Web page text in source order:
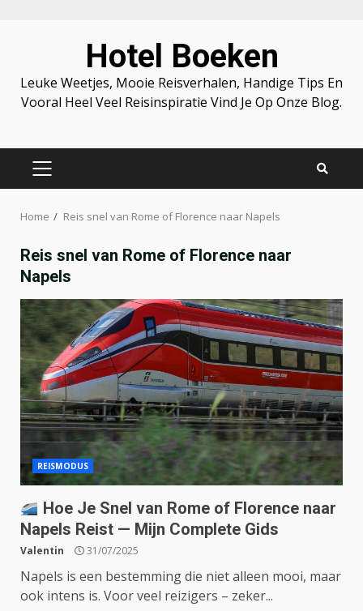
Hotel Boeken
Leuke Weetjes, Mooie Reisverhalen, Handige Tips En
Vooral Heel Veel Reisinspiratie Vind Je Op Onze Blog.
PRIMARY
Home Reis snel van Rome of Florence naar Napels
Reis snel van Rome of Florence naar
Napels
REISMODUS
Hoe Je Snel van Rome of Florence naar
Napels Reist — Mijn Complete Gids
Valentin 31/07/2025
Napels is een bestemming die niet alleen mooi, maar
ook intens is. Voor veel reizigers – zeker...